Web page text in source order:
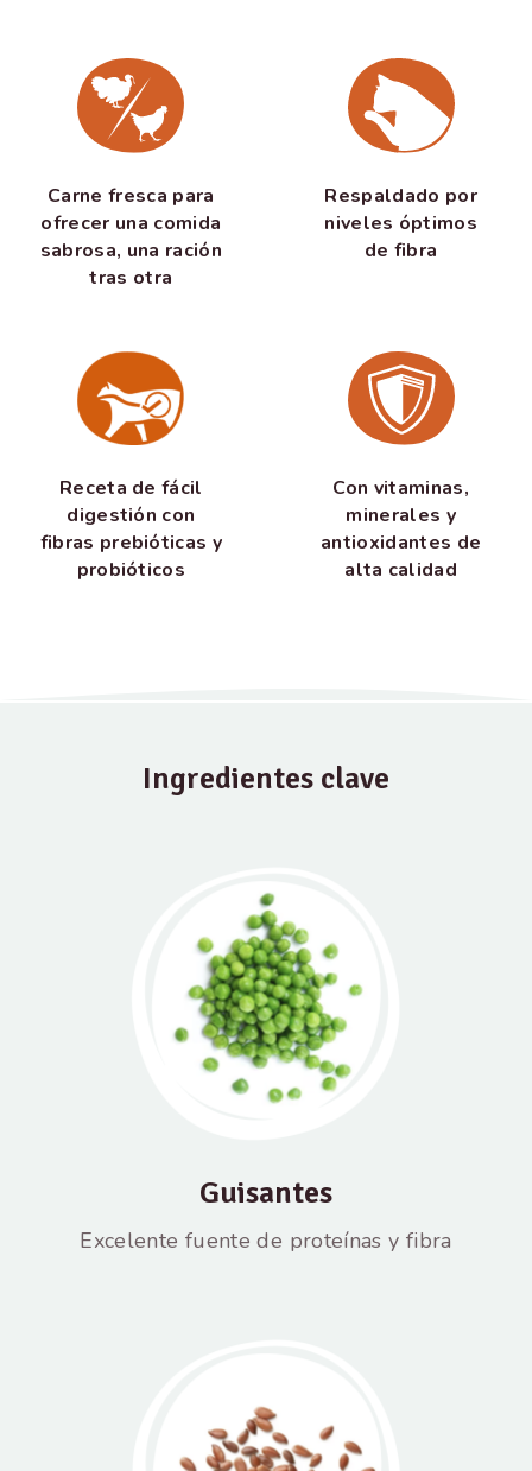
Carne fresca para
ofrecer una comida
sabrosa, una ración
tras otra
Respaldado por
niveles óptimos
de fibra
Receta de fácil
digestión con
fibras prebióticas y
probióticos
Con vitaminas,
minerales y
antioxidantes de
alta calidad
Ingredientes clave
Guisantes
Excelente fuente de proteínas y fibra